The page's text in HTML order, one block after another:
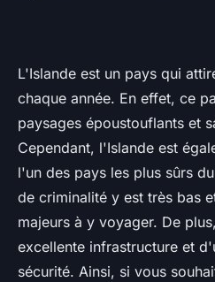
L'Islande est un pays qui
chaque année. En effet, ce
paysages époustouflants et
Cependant, l'Islande est
l'un des pays les plus sûrs
de criminalité y est très bas
majeurs à y voyager. De
excellente infrastructure et
sécurité. Ainsi, si vous